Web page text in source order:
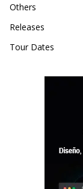
Others
Releases
Tour Dates